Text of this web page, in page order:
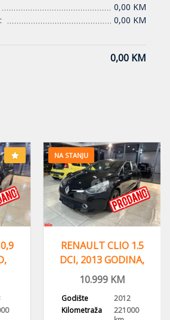
0,00 KM
0,00 KM
0,00 KM
NA STANJU
RENAULT CLIO 1.5
DCI, 2013 GODINA,
NAVIGACIJA
10.999KM
Godište
2012
Kilometraža
221000